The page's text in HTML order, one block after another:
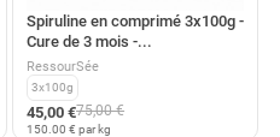
Spiruline en comprimé 3x100g -
Cure de 3 mois -...
RessourSée
3x100g
45,00 €75,00 €
150.00 € par kg